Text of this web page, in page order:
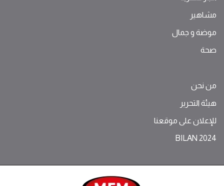
مشاهير
موضة ‫و‬ ‫‬‫جمال‬
صحة
من نحن
هيئة التحرير
للإعلان على موقعنا
BILAN 2024